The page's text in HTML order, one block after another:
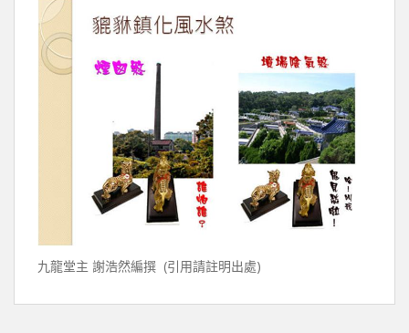
九龍堂主 謝浩然編撰 (引用請註明出處)